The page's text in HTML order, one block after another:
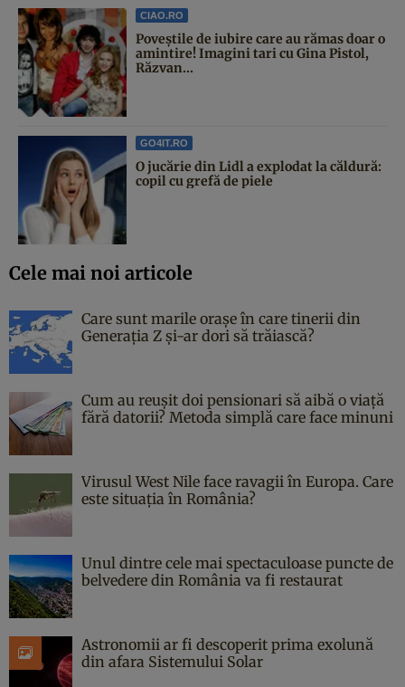
CIAO.RO
Poveştile de iubire care au rămas doar o
amintire! Imagini tari cu Gina Pistol,
Răzvan...
GO4IT.RO
O jucărie din Lidl a explodat la căldură:
copil cu grefă de piele
Cele mai noi articole
Care sunt marile orașe în care tinerii din
Generația Z și-ar dori să trăiască?
Cum au reușit doi pensionari să aibă o viață
fără datorii? Metoda simplă care face minuni
Virusul West Nile face ravagii în Europa. Care
este situația în România?
Unul dintre cele mai spectaculoase puncte de
belvedere din România va fi restaurat
Astronomii ar fi descoperit prima exolună
din afara Sistemului Solar